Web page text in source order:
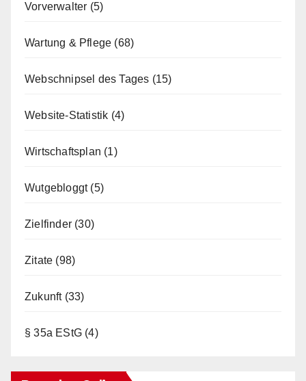
Vorverwalter (5)
Wartung & Pflege (68)
Webschnipsel des Tages (15)
Website-Statistik (4)
Wirtschaftsplan (1)
Wutgebloggt(5)
Zielfinder (30)
Zitate (98)
Zukunft(33)
§ 35a EStG (4)